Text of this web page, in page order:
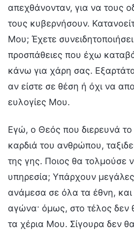
απεχθάνονταν, για να τους
τους κυβερνήσουν.
Μου; Έχετε συνειδητοποιήσει
προσπάθειες που έχω
κάνω για χάρη σας.
αν είστε σε θέση ή όχι να
ευλογίες Μου.
Εγώ, ο Θεός που διερευνά
καρδιά του ανθρώπου,
της γης. Ποιος θα τολμούσε
υπηρεσία; Υπάρχουν μεγάλες
ανάμεσα σε όλα τα έθνη, και
αγώνα· όμως, στο τέλος
τα χέρια Μου. Σίγουρα δεν